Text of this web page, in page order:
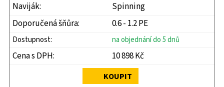
Spinning
0.6 - 1.2 PE
na objednání do 5 dnů
10 898 Kč
KOUPIT